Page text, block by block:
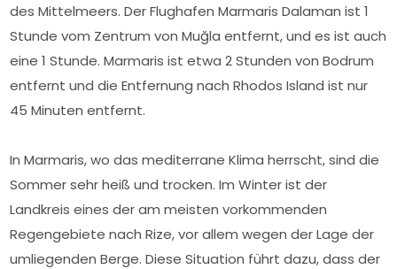
des Mittelmeers. Der Flughafen Marmaris Dalaman ist 1
Stunde vom Zentrum von Muğla entfernt, und es ist auch
eine 1 Stunde. Marmaris ist etwa 2 Stunden von Bodrum
entfernt und die Entfernung nach Rhodos Island ist nur
45 Minuten entfernt.
In Marmaris, wo das mediterrane Klima herrscht, sind die
Sommer sehr heiß und trocken. Im Winter ist der
Landkreis eines der am meisten vorkommenden
Regengebiete nach Rize, vor allem wegen der Lage der
umliegenden Berge. Diese Situation führt dazu, dass der